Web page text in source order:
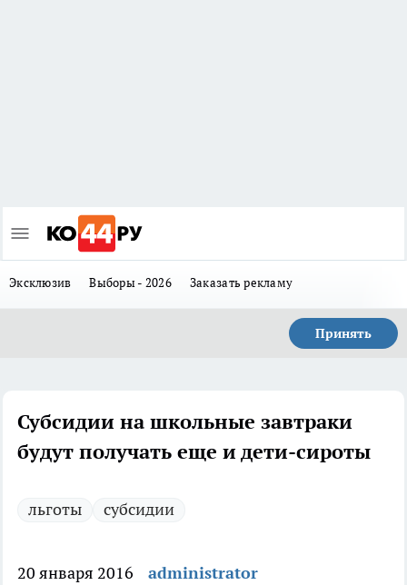
Эксклюзив Выборы - 2026 Заказать рекламу
Принять
Субсидии на школьные завтраки
будут получать еще и дети-сироты
льготы субсидии
20 января 2016
administrator